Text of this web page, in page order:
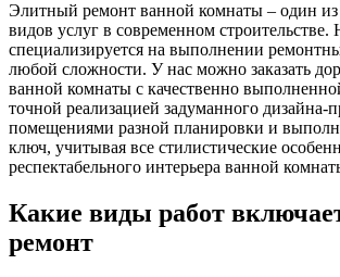
Элитный ремонт ванной комнаты – один из
видов услуг в современном
специализируется на выполнении
любой сложности. У нас можно заказать
ванной комнаты с качественно
точной реализацией задуманного дизайна-
помещениями разной планировки и
ключ, учитывая все стилистические
респектабельного интерьера ванной
Какие виды работ
ремонт